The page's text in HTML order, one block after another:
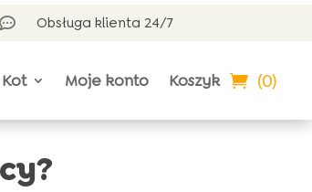
 Obsługa klienta 24/7
Kot Moje konto Koszyk (0)